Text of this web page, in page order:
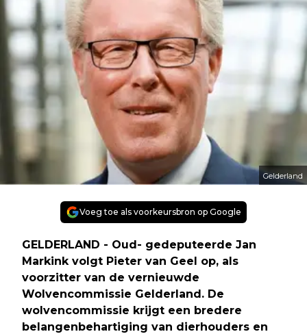
Gelderland
Voeg toe als voorkeursbron op Google
GELDERLAND - Oud- gedeputeerde Jan
Markink volgt Pieter van Geel op, als
voorzitter van de vernieuwde
Wolvencommissie Gelderland. De
wolvencommissie krijgt een bredere
belangenbehartiging van dierhouders en